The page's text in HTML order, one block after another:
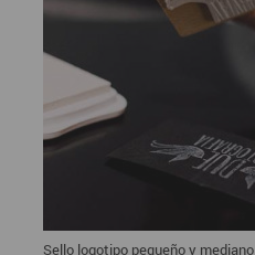
Sello logotipo pequeño y mediano